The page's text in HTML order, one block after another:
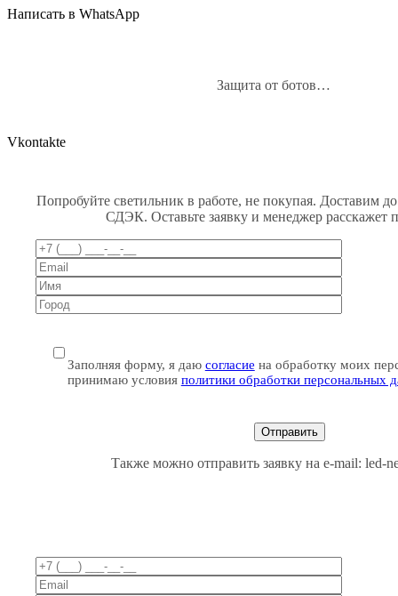
Написать в WhatsApp
Защита от ботов…
Vkontakte
Попробуйте светильник в работе, не покупая. Доставим
СДЭК. Оставьте заявку и менеджер расскажет
Заполняя форму, я даю согласие на обработку моих
принимаю условия политики обработки персональных
Также можно отправить заявку на e-mail: led-